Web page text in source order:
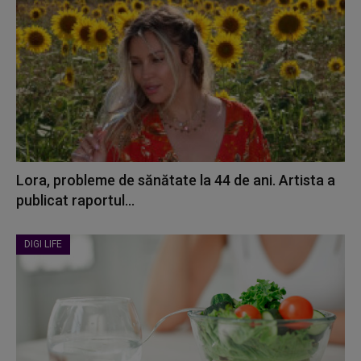
Lora, probleme de sănătate la 44 de ani. Artista a
publicat raportul...
DIGI LIFE